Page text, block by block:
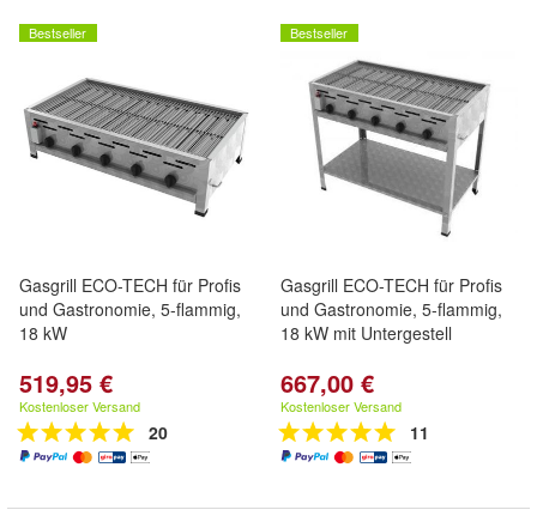
Bestseller
Gasgrill ECO-TECH für Profis
und Gastronomie, 5-flammig,
18 kW
519,95 €
Kostenloser Versand
20
Bestseller
Gasgrill ECO-TECH für Profis
und Gastronomie, 5-flammig,
18 kW mit Untergestell
667,00 €
Kostenloser Versand
11